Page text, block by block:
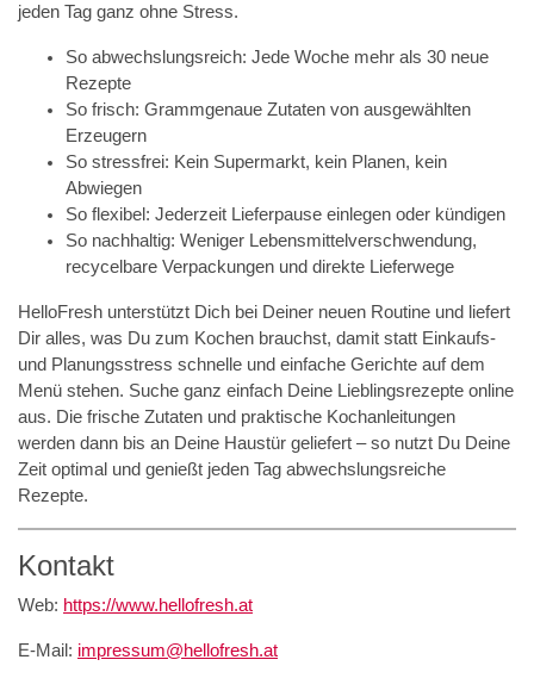
jeden Tag ganz ohne Stress.
So abwechslungsreich: Jede Woche mehr als 30 neue
Rezepte
So frisch: Grammgenaue Zutaten von ausgewählten
Erzeugern
So stressfrei: Kein Supermarkt, kein Planen, kein
Abwiegen
So flexibel: Jederzeit Lieferpause einlegen oder kündigen
So nachhaltig: Weniger Lebensmittelverschwendung,
recycelbare Verpackungen und direkte Lieferwege
HelloFresh unterstützt Dich bei Deiner neuen Routine und liefert
Dir alles, was Du zum Kochen brauchst, damit statt Einkaufs-
und Planungsstress schnelle und einfache Gerichte auf dem
Menü stehen. Suche ganz einfach Deine Lieblingsrezepte online
aus. Die frische Zutaten und praktische Kochanleitungen
werden dann bis an Deine Haustür geliefert – so nutzt Du Deine
Zeit optimal und genießt jeden Tag abwechslungsreiche
Rezepte.
Kontakt
Web: https://www.hellofresh.at
E-Mail: impressum@hellofresh.at